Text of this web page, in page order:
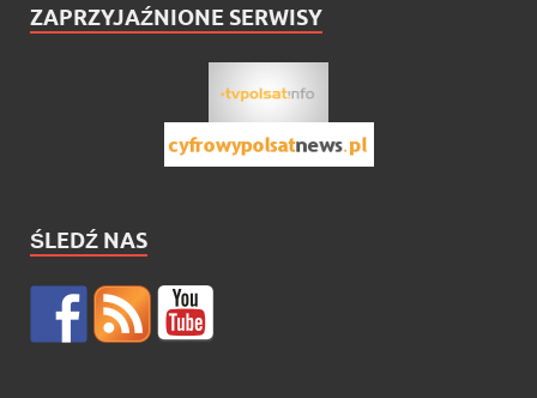
ZAPRZYJAŹNIONE SERWISY
ŚLEDŹ NAS